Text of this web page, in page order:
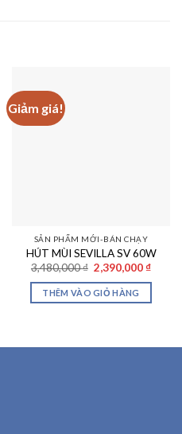
Giảm giá!
SẢN PHẨM MỚI-BÁN CHẠY
HÚT MÙI SEVILLA SV 60W
3,480,000₫ Giá
gốc
là:
3,480,000 ₫.
2,390,000 ₫Giá
THÊM VÀO GIỎ HÀNG